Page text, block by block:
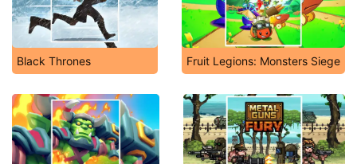
Black Thrones Fruit Legions: Monsters Siege